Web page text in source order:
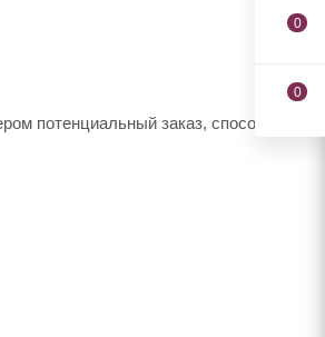
потенциальный заказ, способы
0
0